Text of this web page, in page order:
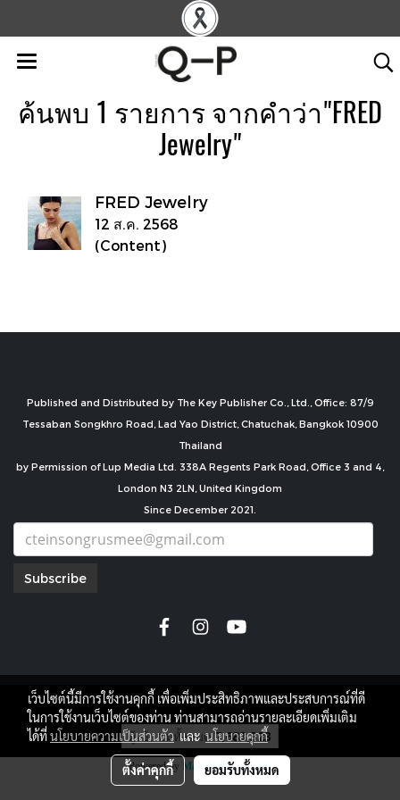
ค้นพบ 1 รายการ จากคำว่า"FRED
Jewelry"
FRED Jewelry
12 ส.ค. 2568
(Content)
Published and Distributed by The Key Publisher Co., Ltd., Office: 87/9
Tessaban Songkhro Road, Lad Yao District, Chatuchak, Bangkok 10900
Thailand
by Permission of Lup Media Ltd. 338A Regents Park Road, Office 3 and 4,
London N3 2LN, United Kingdom
Since December 2021.
Subscribe
copyright by
ผู้เข้าชมทั้งหมด7,683,323
Powered by MakeWebEasy.com
เว็บไซต์นี้มีการใช้งานคุกกี้ เพื่อเพิ่มประสิทธิภาพและประสบการณ์ที่ดี
ในการใช้งานเว็บไซต์ของท่าน ท่านสามารถอ่านรายละเอียดเพิ่มเติม
ได้ที่นโยบายความเป็นส่วนตัวและนโยบายคุกกี้
ตั้งค่าคุกกี้ ยอมรับทั้งหมด